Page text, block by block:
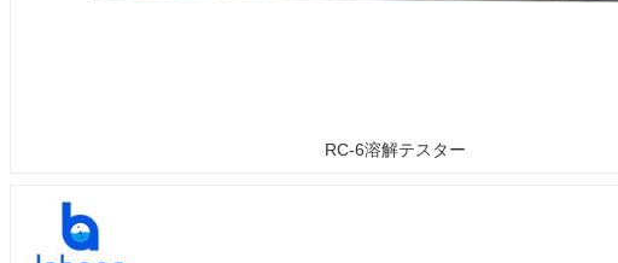
RC-6溶解テスター